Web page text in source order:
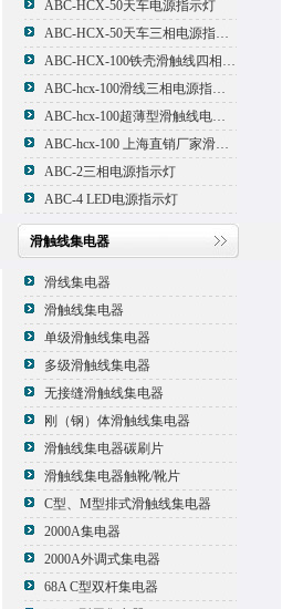
ABC-HCX-50天车电源指示灯
ABC-HCX-50天车三相电源指示灯
ABC-HCX-100铁壳滑触线四相电源指示灯
ABC-hcx-100滑线三相电源指示灯
ABC-hcx-100超薄型滑触线电源指示灯
ABC-hcx-100 上海直销厂家滑触线指示灯
ABC-2三相电源指示灯
ABC-4 LED电源指示灯
滑触线集电器
滑线集电器
滑触线集电器
单级滑触线集电器
多级滑触线集电器
无接缝滑触线集电器
刚（钢）体滑触线集电器
滑触线集电器碳刷片
滑触线集电器触靴/靴片
C型、M型排式滑触线集电器
2000A集电器
2000A外调式集电器
68A C型双杆集电器